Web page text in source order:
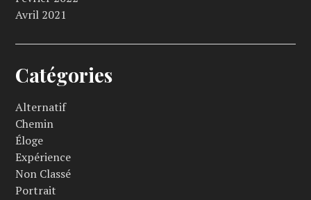
Avril 2021
Catégories
Alternatif
Chemin
Éloge
Expérience
Non Classé
Portrait